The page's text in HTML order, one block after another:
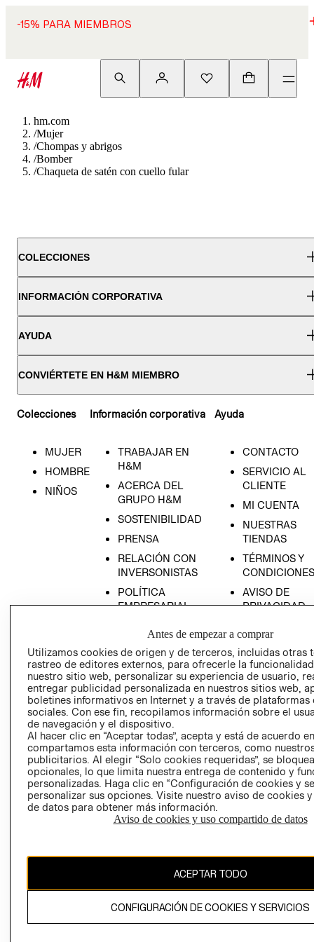
-15% PARA MIEMBROS
hm.com
/Mujer
/Chompas y abrigos
/Bomber
/Chaqueta de satén con cuello fular
COLECCIONES
INFORMACIÓN CORPORATIVA
AYUDA
CONVIÉRTETE EN H&M MIEMBRO
Colecciones
MUJER
HOMBRE
NIÑOS
Información corporativa
TRABAJAR EN
H&M
ACERCA DEL
GRUPO H&M
SOSTENIBILIDAD
PRENSA
RELACIÓN CON
INVERSONISTAS
POLÍTICA
EMPRESARIAL
Ayuda
CONTACTO
SERVICIO AL
CLIENTE
MI CUENTA
NUESTRAS
TIENDAS
TÉRMINOS Y
CONDICIONES
AVISO DE
PRIVACIDAD
COOKIES
LIBRO DE
Ecuador ($)
CAMBIAR REGIÓN
El contenido de esta página web está protegido por copyright y es
propiedad de H&M Hennes & Mauritz AB.
Antes de empezar a comprar
Utilizamos cookies de origen y de terceros, incluidas otras
rastreo de editores externos, para ofrecerle la
nuestro sitio web, personalizar su experiencia de usuario,
entregar publicidad personalizada en nuestros sitios web,
boletines informativos en Internet y a través de plataformas
sociales. Con ese fin, recopilamos información sobre el
de navegación y el dispositivo.
Al hacer clic en “Aceptar todas”, acepta y está de acuerdo
compartamos esta información con terceros, como
publicitarios. Al elegir “Solo cookies requeridas”, se
opcionales, lo que limita nuestra entrega de contenido y
personalizadas. Haga clic en “Configuración de cookies y
personalizar sus opciones. Visite nuestro aviso de cookies
de datos para obtener más información.
Aviso de cookies y uso compartido de datos
ACEPTAR TODO
CONFIGURACIÓN DE COOKIES Y SERVICIOS